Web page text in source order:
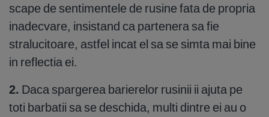
scape de sentimentele de rusine fata de propria
inadecvare, insistand ca partenera sa fie
stralucitoare, astfel incat el sa se simta mai bine
in reflectia ei.
2. Daca spargerea barierelor rusinii ii ajuta pe
toti barbatii sa se deschida, multi dintre ei au o